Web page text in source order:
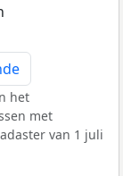
het
met
van 1 juli